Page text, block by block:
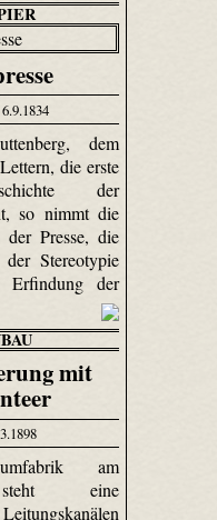
dem
die erste
der
so nimmt die
Presse, die
Stereotypie
der
mit
am
steht eine